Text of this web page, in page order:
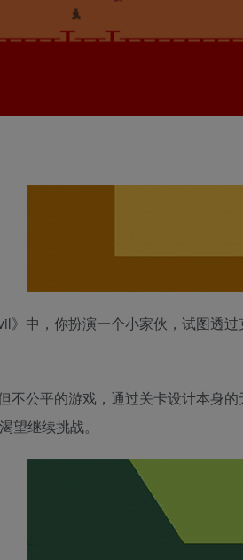
》中，你扮演一个小家伙，试图透
不公平的游戏，通过关卡设计本身
望继续挑战。